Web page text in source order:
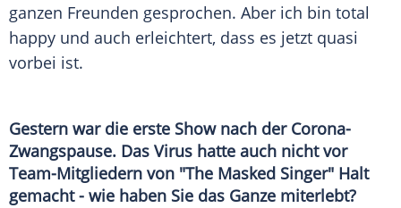
ganzen Freunden gesprochen. Aber ich bin total
happy und auch erleichtert, dass es jetzt quasi
vorbei ist.
Gestern war die erste Show nach der Corona-
Zwangspause. Das Virus hatte auch nicht vor
Team-Mitgliedern von "The Masked Singer" Halt
gemacht - wie haben Sie das Ganze miterlebt?